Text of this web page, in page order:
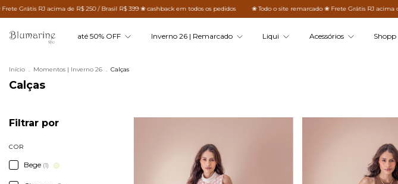
250 / Brasil R$ 399 ❀ cashback em todos os pedidos ❀ Todo o site remarcado ❀ Frete Grátis RJ acima de R$ 250 / Brasil R$ 399
até 50% OFF Inverno 26 | Remarcado Liqui Acessórios Shopp
Início . Momentos | Inverno 26 . Calças
Calças
Filtrar por
COR
Bege (1)